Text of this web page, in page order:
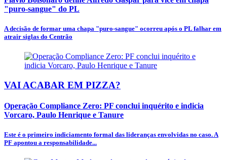
"puro-sangue" do PL
A decisão de formar uma chapa "puro-sangue" ocorreu após o PL falhar em
atrair siglas do Centrão
VAI ACABAR EM PIZZA?
Operação Compliance Zero: PF conclui inquérito e indicia
Vorcaro, Paulo Henrique e Tanure
Este é o primeiro indiciamento formal das lideranças envolvidas no caso. A
PF apontou a responsabilidade...